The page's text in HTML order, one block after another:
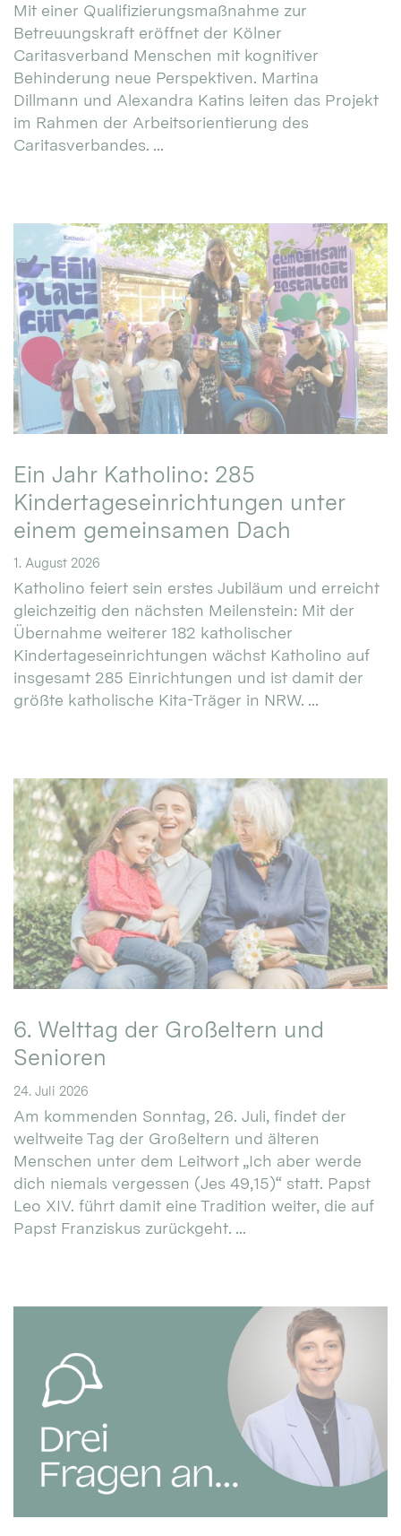
Mit einer Qualifizierungsmaßnahme zur
Betreuungskraft eröffnet der Kölner
Caritasverband Menschen mit kognitiver
Behinderung neue Perspektiven. Martina
Dillmann und Alexandra Katins leiten das Projekt
im Rahmen der Arbeitsorientierung des
Caritasverbandes. ...
Ein Jahr Katholino: 285
Kindertageseinrichtungen unter
einem gemeinsamen Dach
1. August 2026
Katholino feiert sein erstes Jubiläum und erreicht
gleichzeitig den nächsten Meilenstein: Mit der
Übernahme weiterer 182 katholischer
Kindertageseinrichtungen wächst Katholino auf
insgesamt 285 Einrichtungen und ist damit der
größte katholische Kita-Träger in NRW. ...
6. Welttag der Großeltern und
Senioren
24. Juli 2026
Am kommenden Sonntag, 26. Juli, findet der
weltweite Tag der Großeltern und älteren
Menschen unter dem Leitwort „Ich aber werde
dich niemals vergessen (Jes 49,15)“ statt. Papst
Leo XIV. führt damit eine Tradition weiter, die auf
Papst Franziskus zurückgeht. ...